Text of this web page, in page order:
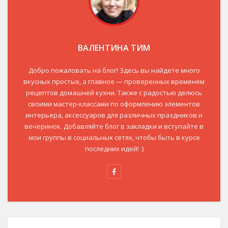
ВАЛЕНТИНА ТИМ
Добро пожаловать на блог! Здесь вы найдете много
вкусных простых, а главное — проверенных временем
рецептов домашней кухни. Также с радостью делюсь
своими мастер-классами по оформлению элементов
интерьера, аксессуаров для различных праздников и
вечеринок. Добавляйте блог в закладки и вступайте в
мои группы в социальных сетях, чтобы быть в курсе
последних идей! :)